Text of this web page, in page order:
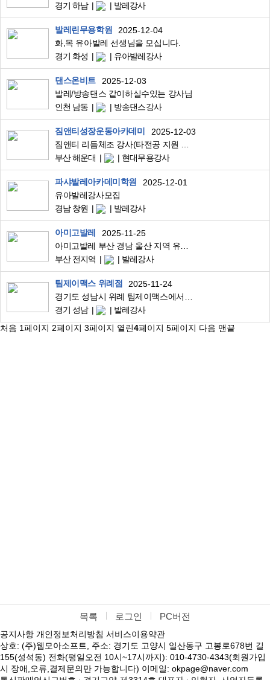
경기 하남
발레강사
발레린무용학원
2025-12-04
화,목 유아발레 선생님을 모십니다.
경기 화성
유아발레강사
댄스온비트
2025-12-03
발레/방송댄스 같이하실수있는 강사님
인천 남동
방송댄스강사
짐앤티성장운동아카데미
2025-12-03
부산 해운대
현대무용강사
파샤발레아카데미학원
2025-12-01
유아발레강사모집
경남 창원
발레강사
아미고발레
2025-11-25
부산 전지역
발레강사
팀제이맥스 위례점
2025-11-24
경기 성남
발레강사
처음 1페이지 2페이지 3페이지 열린4페이지 5페이지 다음 맨끝
목록 로그인 PC버전
공지사항 개인정보처리방침 서비스이용약관
상호: (주)웹모아소프트, 주소: 경기도 고양시 일산동구 고봉로678번 길
155(성석동) 전화(평일오전 10시~17시까지): 010-4730-4343(회원가입
시 장애,오류,결제문의만 가능합니다) 이메일: okpage@naver.com